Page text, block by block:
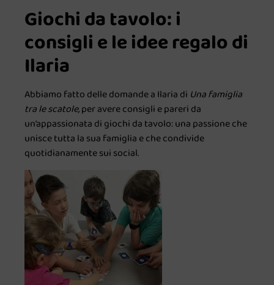
Giochi da tavolo: i
consigli e le idee regalo di
Ilaria
Abbiamo fatto delle domande a Ilaria di Una famiglia
tra le scatole,per avere consigli e pareri da
un’appassionata di giochi da tavolo: una passione che
unisce tutta la sua famiglia e che condivide
quotidianamente sui social.